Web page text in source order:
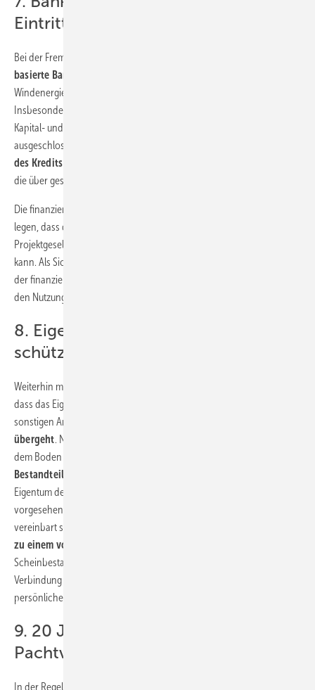
Eintrittsrecht erteilen
Bei der Fremdfinanzierung handelt es sich häufig um
basierte Bankdarlehen
Windenergieanlagen selbst erzielten Einnahmen getilgt wird.
Insbesondere wenn ein Rückgriff auf den Darlehensnehmer über die
Kapital- und Sacheinlagen der Projektgesellschaft hinaus
ausgeschlossen ist, würde ein
des Kredits
die über geschlossene Fonds betrieben werden.
Die finanzierende Bank wird in diesen Konstellationen darauf Wert
legen, dass der Vertrag auch noch dann Bestand hat, wenn die
Projektgesellschaft die Anlage nicht mehr selbst weiter betreiben
kann. Als Sicherheit ist in diesen Fällen ein
der finanzierenden Bank oder eines von dieser benannten Dritten in
den Nutzungsvertrag aufzunehmen.
8. Eigentum an Windenergieanlagen
schützen
Weiterhin muss durch die Vertragsgestaltung sichergestellt werden,
dass das Eigentum an den Windenergieanlagen sowie den Kabeln und
sonstigen Anlagen
übergeht. Nach zivilrechtlichen Regeln werden Sachen, die fest mit
dem Boden verbunden sind, grundsätzlich zu
Bestandteilen des Grundstücks
Eigentum des Grundstückseigentümers. Um diese gesetzlich
vorgesehene Rechtsfolge zu vermeiden, muss im Nutzungsvertrag
vereinbart sein, dass die Windenergieanlagen
zu einem vorübergehenden Zweck errichtet werden
Scheinbestandteil). Zudem sollte hinzugefügt werden, dass die
Verbindung mit dem Grundstück in Ausübung der beschränkten
persönlichen Dienstbarkeit erfolgt (siehe hierzu unten).
9. 20 Jahre Laufzeit der
Pachtverträge
In der Regel werden Flächennutzungsverträge derzeit auf die